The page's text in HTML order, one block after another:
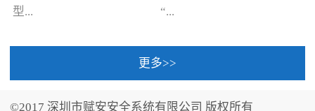
型...
“...
中国的海岛天堂”之美称的
更多>>
©2017 深圳市赋安安全系统有限公司 版权所有